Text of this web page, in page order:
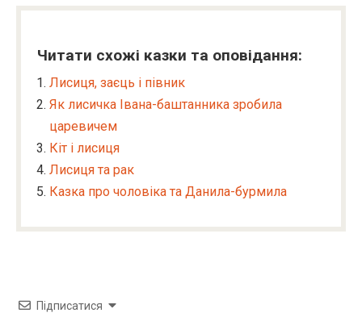
Читати схожі казки та оповідання:
Лисиця, заєць і півник
Як лисичка Івана-баштанника зробила
царевичем
Кіт і лисиця
Лисиця та рак
Казка про чоловіка та Данила-бурмила
Підписатися